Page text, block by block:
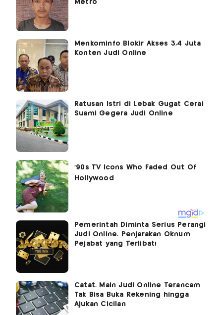
Metro
Menkominfo Blokir Akses 3,4 Juta
Konten Judi Online
Ratusan Istri di Lebak Gugat Cerai
Suami Gegera Judi Online
Pemerintah Diminta Serius Perangi
Judi Online, Penjarakan Oknum
Pejabat yang Terlibat!
Catat, Main Judi Online Terancam
Tak Bisa Buka Rekening hingga
Ajukan Cicilan